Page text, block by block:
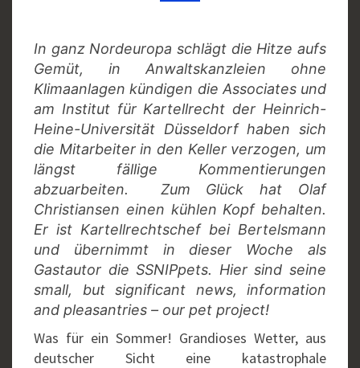
In ganz Nordeuropa schlägt die Hitze aufs
Gemüt, in Anwaltskanzleien ohne
Klimaanlagen kündigen die Associates und
am Institut für Kartellrecht der Heinrich-
Heine-Universität Düsseldorf haben sich
die Mitarbeiter in den Keller verzogen, um
längst fällige Kommentierungen
abzuarbeiten. Zum Glück hat Olaf
Christiansen einen kühlen Kopf behalten.
Er ist Kartellrechtschef bei Bertelsmann
und übernimmt in dieser Woche als
Gastautor die SSNIPpets. Hier sind seine
small, but significant news, information
and pleasantries – our pet project!
Was für ein Sommer! Grandioses Wetter, aus
deutscher Sicht eine katastrophale